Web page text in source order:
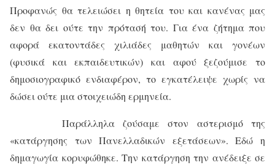
Προφανώς θα τελειώσει η θητεία του και κανένας μας
δεν θα δει ούτε την πρότασή του. Για ένα ζήτημα που
αφορά εκατοντάδες χιλιάδες μαθητών και γονέων
(φυσικά και εκπαιδευτικών) και αφού ξεζούμισε το
δημοσιογραφικό ενδιαφέρον, το εγκατέλειψε χωρίς να
δώσει ούτε μια στοιχειώδη ερμηνεία.
Παράλληλα ζούσαμε στον αστερισμό της
«κατάργησης των Πανελλαδικών εξετάσεων». Εδώ η
δημαγωγία κορυφώθηκε. Την κατάργηση την ανέδειξε σε